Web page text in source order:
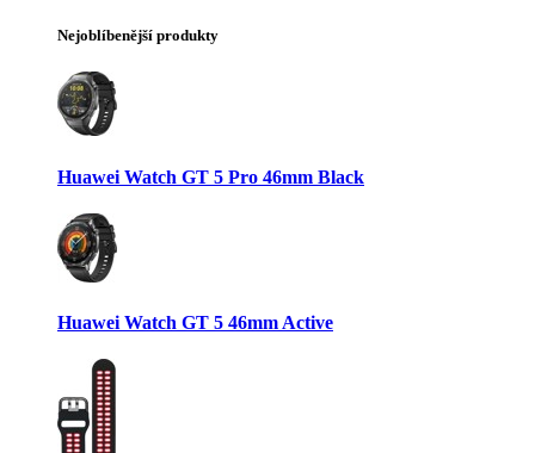
Nejoblíbenější produkty
Huawei Watch GT 5 Pro 46mm Black
Huawei Watch GT 5 46mm Active